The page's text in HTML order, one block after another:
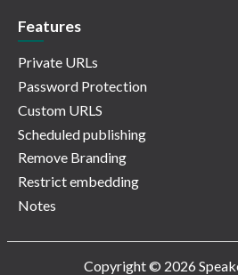
Features
Private URLs
Password Protection
Custom URLS
Scheduled publishing
Remove Branding
Restrict embedding
Notes
Copyright © 2026